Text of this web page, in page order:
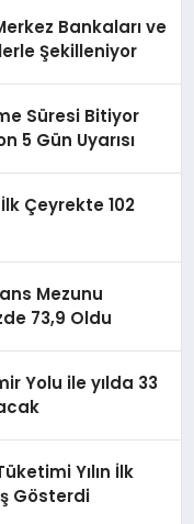
Bankaları ve
Şekilleniyor
Süresi Bitiyor
5 Gün Uyarısı
Çeyrekte 102
Mezunu
73,9 Oldu
Yolu ile yılda 33
Yılın İlk
Gösterdi